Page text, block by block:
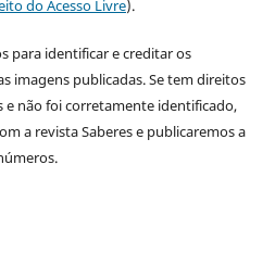
do Acesso Livre).
para identificar e creditar os
imagens publicadas. Se tem direitos
e não foi corretamente identificado,
a revista Saberes e publicaremos a